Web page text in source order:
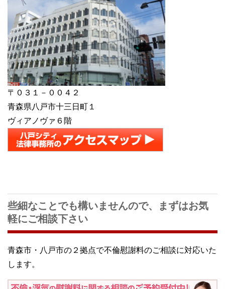
〒０３１－００４２
青森県八戸市十三日町１
ヴィアノヴァ６階
些細なことでも構いませんので、まずはお気
軽にご相談下さい
青森市・八戸市の２拠点で不倫慰謝料のご相談に対応いた
します。